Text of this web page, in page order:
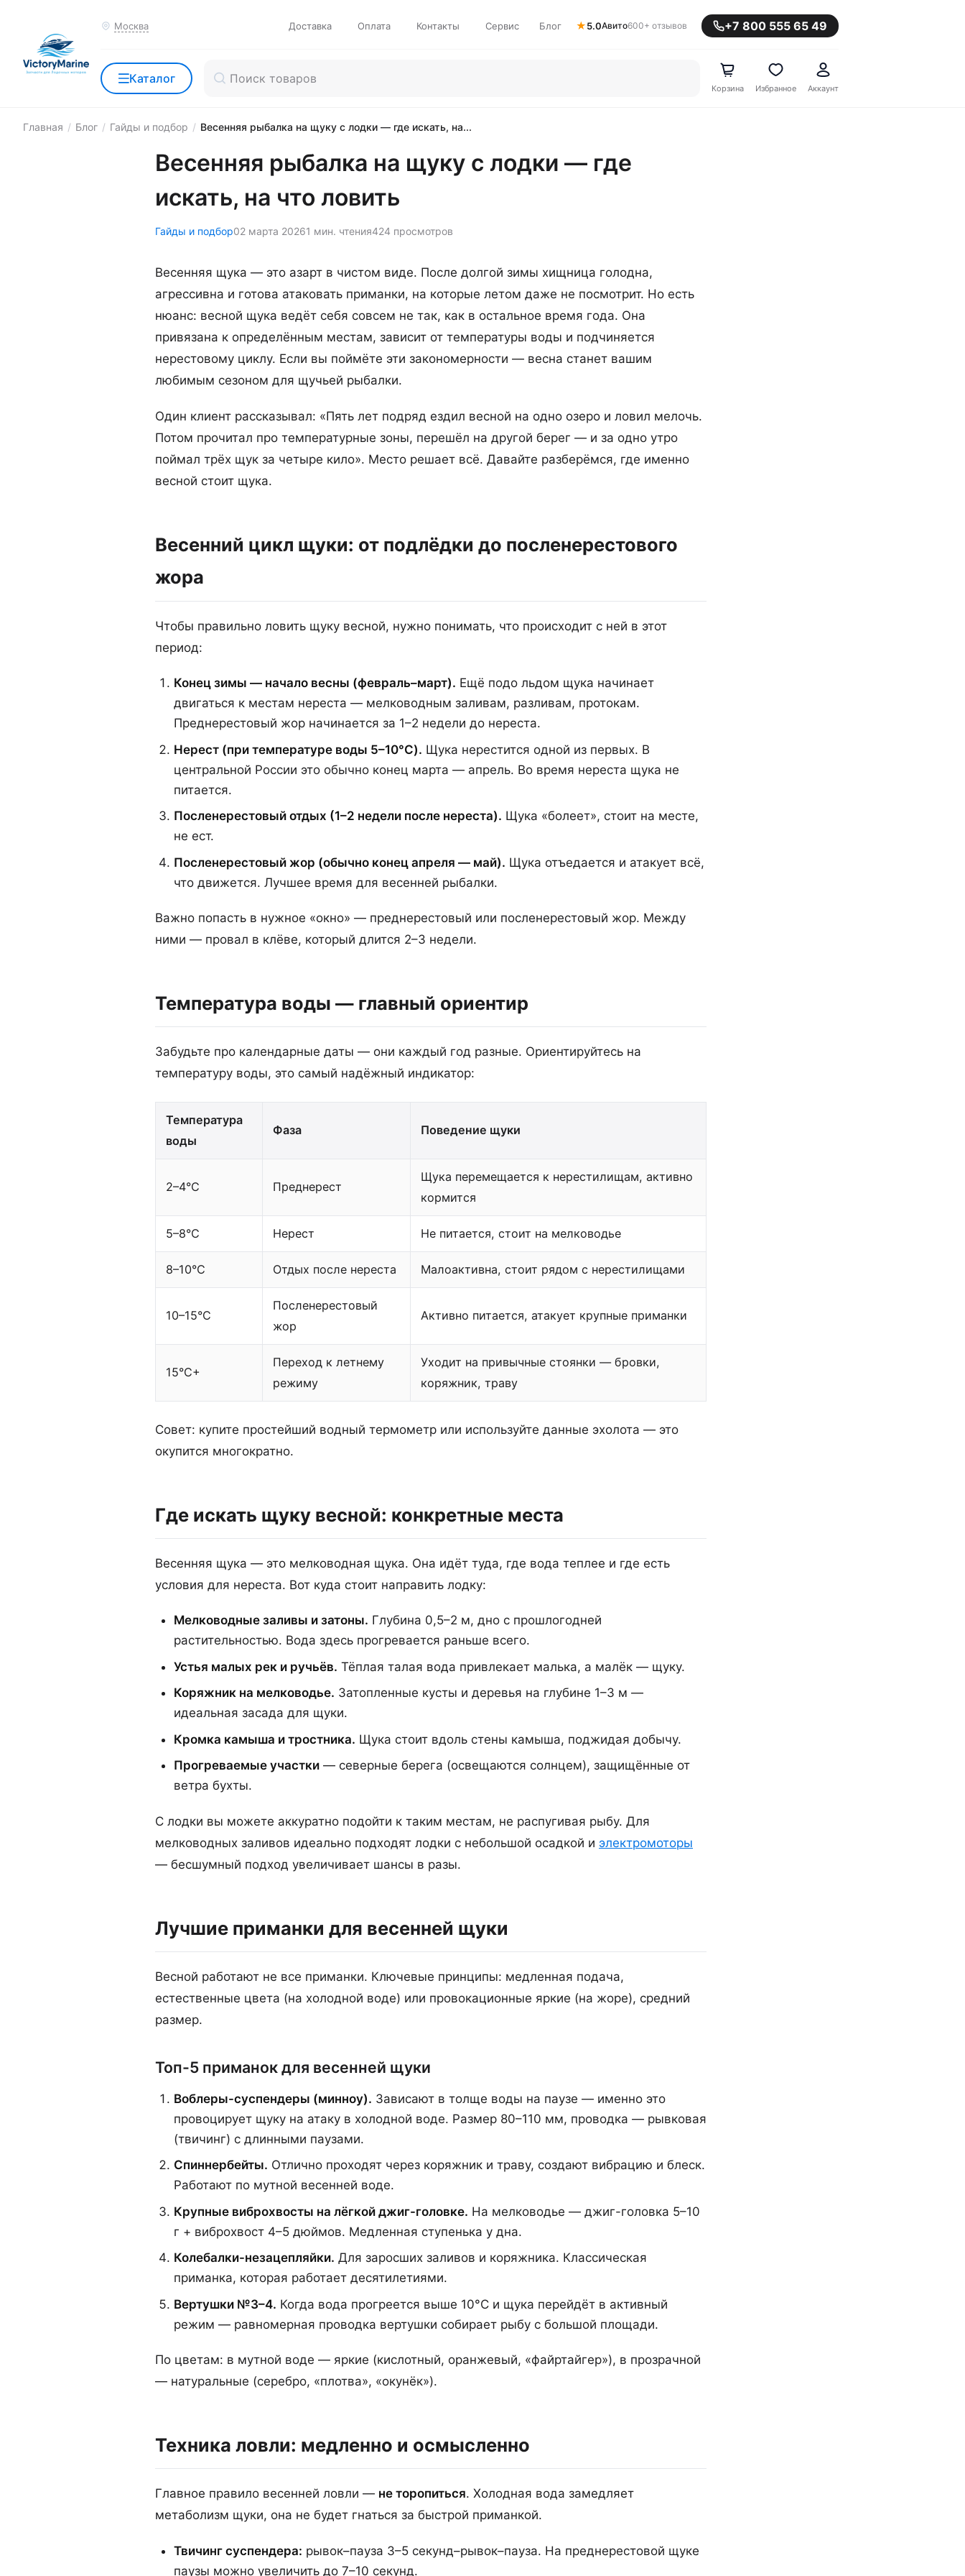
Москва Доставка Оплата Контакты Сервис Блог ★5.0Авито600+ отзывов +7 800 555 65 49
Каталог
Корзина Избранное Аккаунт
Главная / Блог / Гайды и подбор / Весенняя рыбалка на щуку с лодки — где искать, на...
Весенняя рыбалка на щуку с лодки — где
искать, на что ловить
Гайды и подбор02 марта 20261 мин. чтения424 просмотров
Весенняя щука — это азарт в чистом виде. После долгой зимы хищница голодна,
агрессивна и готова атаковать приманки, на которые летом даже не посмотрит. Но есть
нюанс: весной щука ведёт себя совсем не так, как в остальное время года. Она
привязана к определённым местам, зависит от температуры воды и подчиняется
нерестовому циклу. Если вы поймёте эти закономерности — весна станет вашим
любимым сезоном для щучьей рыбалки.
Один клиент рассказывал: «Пять лет подряд ездил весной на одно озеро и ловил мелочь.
Потом прочитал про температурные зоны, перешёл на другой берег — и за одно утро
поймал трёх щук за четыре кило». Место решает всё. Давайте разберёмся, где именно
весной стоит щука.
Весенний цикл щуки: от подлёдки до посленерестового
жора
Чтобы правильно ловить щуку весной, нужно понимать, что происходит с ней в этот
период:
Конец зимы — начало весны (февраль–март). Ещё подо льдом щука начинает
двигаться к местам нереста — мелководным заливам, разливам, протокам.
Преднерестовый жор начинается за 1–2 недели до нереста.
Нерест (при температуре воды 5–10°C). Щука нерестится одной из первых. В
центральной России это обычно конец марта — апрель. Во время нереста щука не
питается.
Посленерестовый отдых (1–2 недели после нереста). Щука «болеет», стоит на месте,
не ест.
Посленерестовый жор (обычно конец апреля — май). Щука отъедается и атакует всё,
что движется. Лучшее время для весенней рыбалки.
Важно попасть в нужное «окно» — преднерестовый или посленерестовый жор. Между
ними — провал в клёве, который длится 2–3 недели.
Температура воды — главный ориентир
Забудьте про календарные даты — они каждый год разные. Ориентируйтесь на
температуру воды, это самый надёжный индикатор:
Температура
воды
Фаза Поведение щуки
2–4°C Преднерест
Щука перемещается к нерестилищам, активно
кормится
5–8°C Нерест Не питается, стоит на мелководье
8–10°C Отдых после нереста Малоактивна, стоит рядом с нерестилищами
10–15°C
Посленерестовый
жор
Активно питается, атакует крупные приманки
15°C+
Переход к летнему
режиму
Уходит на привычные стоянки — бровки,
коряжник, траву
Совет: купите простейший водный термометр или используйте данные эхолота — это
окупится многократно.
Где искать щуку весной: конкретные места
Весенняя щука — это мелководная щука. Она идёт туда, где вода теплее и где есть
условия для нереста. Вот куда стоит направить лодку:
Мелководные заливы и затоны. Глубина 0,5–2 м, дно с прошлогодней
растительностью. Вода здесь прогревается раньше всего.
Устья малых рек и ручьёв. Тёплая талая вода привлекает малька, а малёк — щуку.
Коряжник на мелководье. Затопленные кусты и деревья на глубине 1–3 м —
идеальная засада для щуки.
Кромка камыша и тростника. Щука стоит вдоль стены камыша, поджидая добычу.
Прогреваемые участки— северные берега (освещаются солнцем), защищённые от
ветра бухты.
С лодки вы можете аккуратно подойти к таким местам, не распугивая рыбу. Для
мелководных заливов идеально подходят лодки с небольшой осадкой и электромоторы
— бесшумный подход увеличивает шансы в разы.
Лучшие приманки для весенней щуки
Весной работают не все приманки. Ключевые принципы: медленная подача,
естественные цвета (на холодной воде) или провокационные яркие (на жоре), средний
размер.
Топ-5 приманок для весенней щуки
Воблеры-суспендеры (минноу). Зависают в толще воды на паузе — именно это
провоцирует щуку на атаку в холодной воде. Размер 80–110 мм, проводка — рывковая
(твичинг) с длинными паузами.
Спиннербейты. Отлично проходят через коряжник и траву, создают вибрацию и блеск.
Работают по мутной весенней воде.
Крупные виброхвосты на лёгкой джиг-головке. На мелководье — джиг-головка 5–10
г + виброхвост 4–5 дюймов. Медленная ступенька у дна.
Колебалки-незацепляйки. Для заросших заливов и коряжника. Классическая
приманка, которая работает десятилетиями.
Вертушки №3–4. Когда вода прогреется выше 10°C и щука перейдёт в активный
режим — равномерная проводка вертушки собирает рыбу с большой площади.
По цветам: в мутной воде — яркие (кислотный, оранжевый, «файртайгер»), в прозрачной
— натуральные (серебро, «плотва», «окунёк»).
Техника ловли: медленно и осмысленно
Главное правило весенней ловли — не торопиться. Холодная вода замедляет
метаболизм щуки, она не будет гнаться за быстрой приманкой.
Твичинг суспендера: рывок–пауза 3–5 секунд–рывок–пауза. На преднерестовой щуке
паузы можно увеличить до 7–10 секунд.